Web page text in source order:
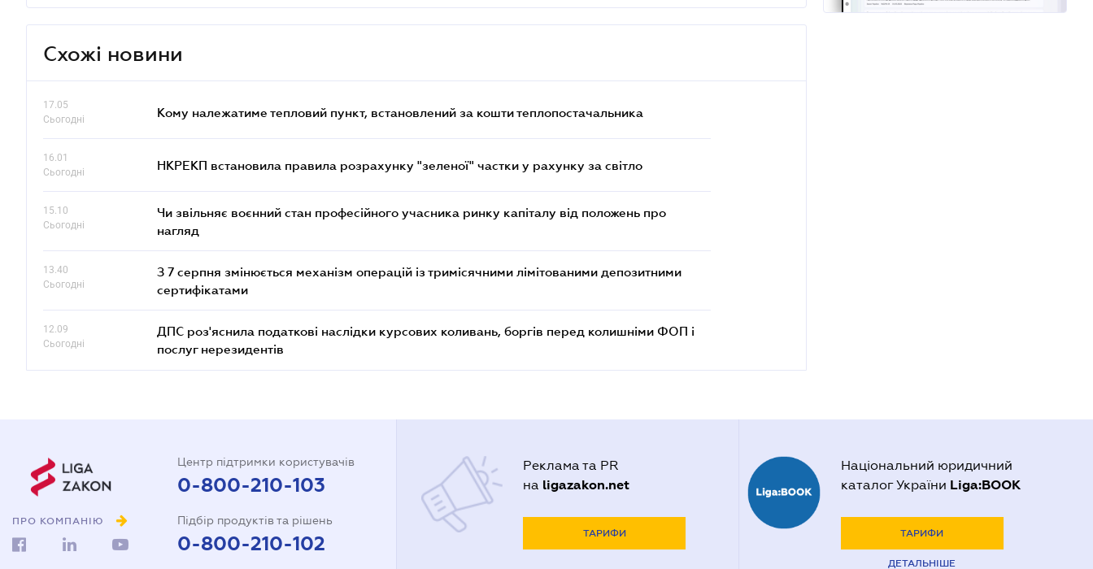
Схожі новини
17.05
Сьогодні
Кому належатиме тепловий пункт, встановлений за кошти теплопостачальника
16.01
Сьогодні
НКРЕКП встановила правила розрахунку "зеленої" частки у рахунку за світло
15.10
Сьогодні
Чи звільняє воєнний стан професійного учасника ринку капіталу від положень про
нагляд
13.40
Сьогодні
З 7 серпня змінюється механізм операцій із тримісячними лімітованими депозитними
сертифікатами
12.09
Сьогодні
ДПС роз'яснила податкові наслідки курсових коливань, боргів перед колишніми ФОП і
послуг нерезидентів
ПРО КОМПАНІЮ
Центр підтримки користувачів
0-800-210-103
Підбір продуктів та рішень
0-800-210-102
Реклама та PR
на ligazakon.net
ТАРИФИ
Національний юридичний
каталог України Liga:BOOK
ТАРИФИ
ДЕТАЛЬНІШЕ